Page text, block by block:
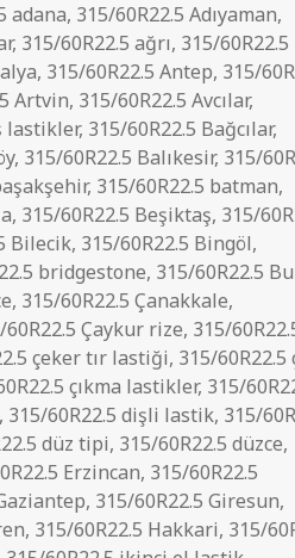
adana, 315/60R22.5 Adıyaman,
, 315/60R22.5 ağrı, 315/60R22.5
, 315/60R22.5 Antep, 315/
Artvin, 315/60R22.5 Avcılar,
lastikler, 315/60R22.5 Bağcılar,
, 315/60R22.5 Balıkesir, 315/
, 315/60R22.5 batman,
, 315/60R22.5 Beşiktaş, 315/
Bilecik, 315/60R22.5 Bingöl,
bridgestone, 315/60R22.5
, 315/60R22.5 Çanakkale,
60R22.5 Çaykur rize, 315/
çeker tır lastiği, 315/60R22.5
çıkma lastikler, 315/
, 315/60R22.5 dişli lastik, 315/
düz tipi, 315/60R22.5 düzce,
Erzincan, 315/60R22.5
, 315/60R22.5 Giresun,
, 315/60R22.5 Hakkari, 315/